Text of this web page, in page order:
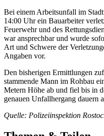
Bei einem Arbeitsunfall im
14:00 Uhr ein Bauarbeiter
Feuerwehr und des
war ansprechbar und wurde
Art und Schwere der
Angaben vor.
Den bisherigen Ermittlungen
stammende Mann im Rohbau
Metern Höhe ab und fiel bis in
genauen Unfallhergang dauern
Quelle: Polizeiinspektion